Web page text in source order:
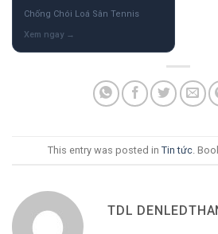
Chống Chói Loá Sân Tennis
This entry was posted in Tin tức.
TDL